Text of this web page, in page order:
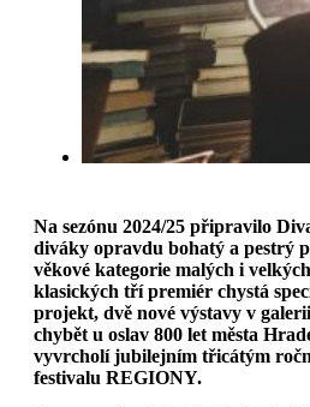
Na sezónu 2024/25 připravilo
diváky opravdu bohatý a pestrý
věkové kategorie malých i
klasických tří premiér chystá
projekt, dvě nové výstavy v
chybět u oslav 800 let města
vyvrcholí jubilejním třicátým
festivalu REGIONY.